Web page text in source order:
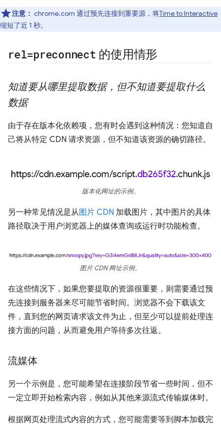
注意： chrome.com 通过预先连接到重要源，将Time to Interactive
缩短了近 1 秒。
rel=preconnect 的使用情形
知道要从哪里提取数据，但不知道要提取什么
数据
由于存在版本化依赖项，您有时会遇到这种情况：您知道自
己将从特定 CDN 请求资源，但不知道该资源的确切路径。
版本化网址的示例。
另一种常见情况是从图片 CDN 加载图片，其中图片的具体
路径取决于用户浏览器上的媒体查询或运行时功能检查。
图片 CDN 网址示例。
在这些情况下，如果您要提取的资源很重要，则需要通过预
先连接到服务器来尽可能节省时间。浏览器不会下载该文
件，直到您的网页请求该文件为止，但至少可以提前处理连
接方面的问题，从而避免用户等待多次往返。
流媒体
另一个示例是，您可能希望在连接阶段节省一些时间，但不
一定立即开始检索内容，例如从其他来源流式传输媒体时。
根据网页处理流式内容的方式，您可能需要等到脚本加载完